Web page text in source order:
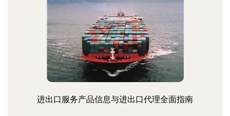
进出口服务产品信息与进出口代理全面指南